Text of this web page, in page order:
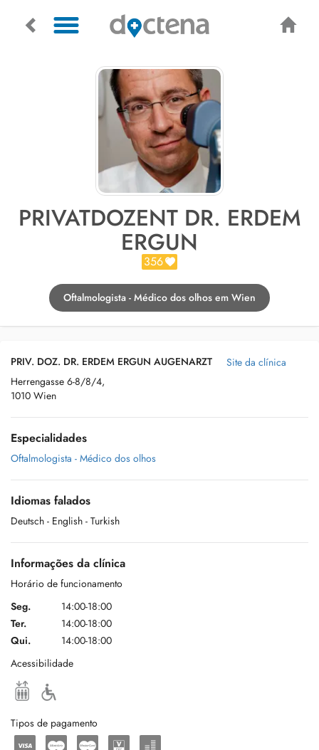
PRIVATDOZENT DR. ERDEM
ERGUN
356
Oftalmologista - Médico dos olhos em Wien
PRIV. DOZ. DR. ERDEM ERGUN AUGENARZT
Herrengasse 6-8/8/4,
1010 Wien
Site da clínica
Especialidades
Oftalmologista - Médico dos olhos
Idiomas falados
Deutsch - English - Turkish
Informações da clínica
Horário de funcionamento
Seg.
14:00-18:00
Ter.
14:00-18:00
Qui.
14:00-18:00
Acessibilidade
Tipos de pagamento